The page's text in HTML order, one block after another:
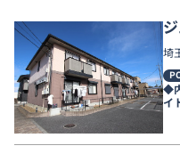
埼
◆
イ